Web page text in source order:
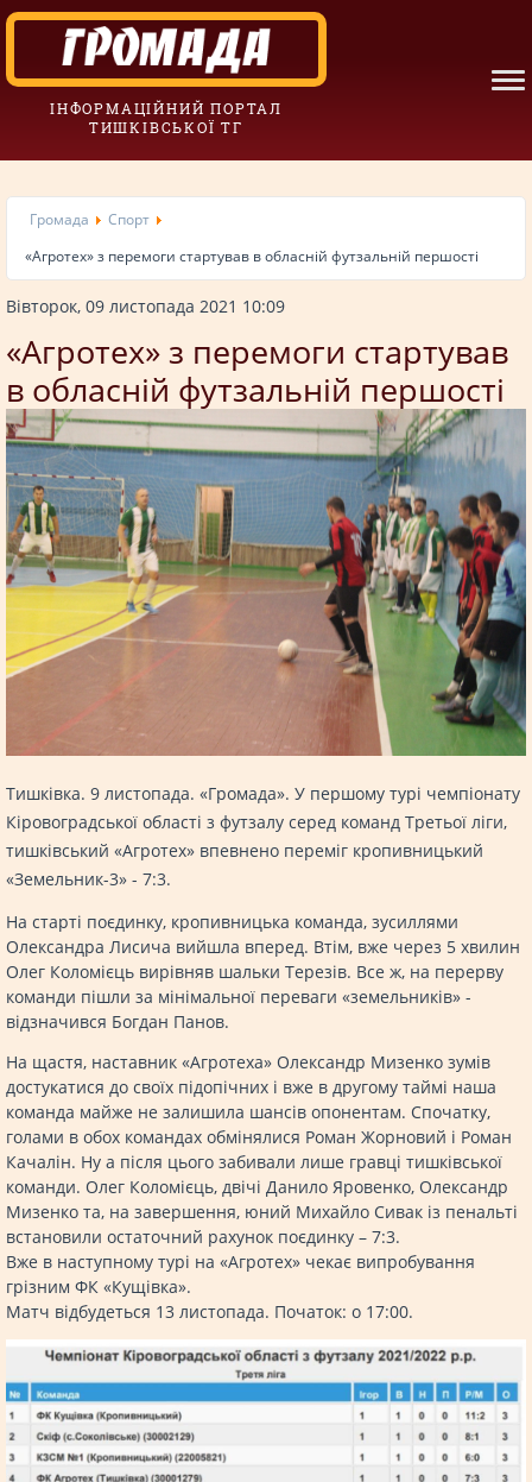
ІНФОРМАЦІЙНИЙ ПОРТАЛ
ТИШКІВСЬКОЇ ТГ
Громада
Спорт
«Агротех» з перемоги стартував в обласній футзальній першості
Вівторок, 09 листопада 2021 10:09
«Агротех» з перемоги стартував
в обласній футзальній першості
Тишківка. 9 листопада. «Громада». У першому турі чемпіонату
Кіровоградської області з футзалу серед команд Третьої ліги,
тишківський «Агротех» впевнено переміг кропивницький
«Земельник-3» - 7:3.
На старті поєдинку, кропивницька команда, зусиллями
Олександра Лисича вийшла вперед. Втім, вже через 5 хвилин
Олег Коломієць вирівняв шальки Терезів. Все ж, на перерву
команди пішли за мінімальної переваги «земельників» -
відзначився Богдан Панов.
На щастя, наставник «Агротеха» Олександр Мизенко зумів
достукатися до своїх підопічних і вже в другому таймі наша
команда майже не залишила шансів опонентам. Спочатку,
голами в обох командах обмінялися Роман Жорновий і Роман
Качалін. Ну а після цього забивали лише гравці тишківської
команди. Олег Коломієць, двічі Данило Яровенко, Олександр
Мизенко та, на завершення, юний Михайло Сивак із пенальті
встановили остаточний рахунок поєдинку – 7:3.
Вже в наступному турі на «Агротех» чекає випробування
грізним ФК «Кущівка».
Матч відбудеться 13 листопада. Початок: о 17:00.